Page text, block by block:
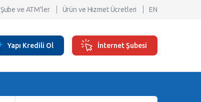
Şube ve ATM'ler Ürün ve Hizmet Ücretleri EN
Yapı Kredili Ol İnternet Şubesi